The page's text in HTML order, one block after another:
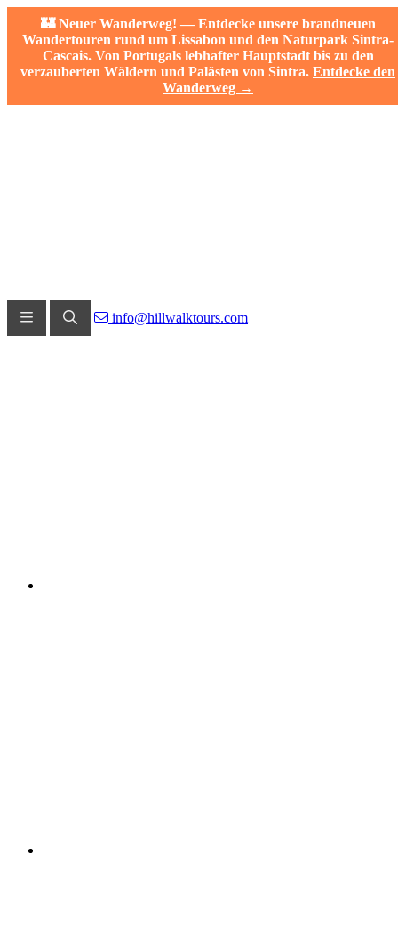
🏰 Neuer Wanderweg! — Entdecke unsere brandneuen
Wandertouren rund um Lissabon und den Naturpark Sintra-
Cascais. Von Portugals lebhafter Hauptstadt bis zu den
verzauberten Wäldern und Palästen von Sintra. Entdecke den
Wanderweg →
info@hillwalktours.com